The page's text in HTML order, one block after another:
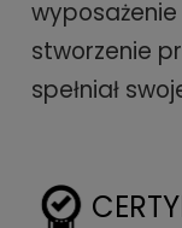
stworzenie
spełniał